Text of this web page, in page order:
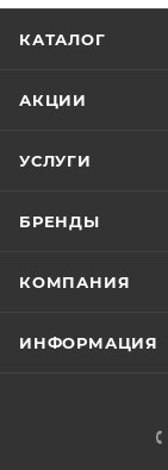
КАТАЛОГ
АКЦИИ
УСЛУГИ
БРЕНДЫ
КОМПАНИЯ
ИНФОРМАЦИЯ